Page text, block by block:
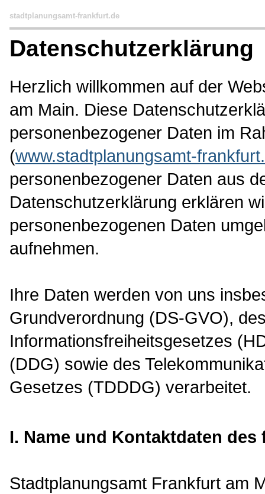
stadtplanungsamt-frankfurt.de
Datenschutzerklärung
Herzlich willkommen auf der
am Main. Diese
personenbezogener Daten im
(www.stadtplanungsamt-
personenbezogener Daten aus
Datenschutzerklärung erklären
personenbezogenen Daten
aufnehmen.
Ihre Daten werden von uns
Grundverordnung (DS-GVO),
Informationsfreiheitsgesetzes
(DDG) sowie des
Gesetzes (TDDDG) verarbeitet.
I. Name und Kontaktdaten
Stadtplanungsamt Frankfurt am